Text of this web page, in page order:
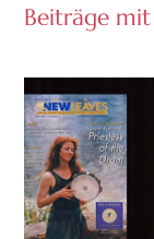
Beiträge